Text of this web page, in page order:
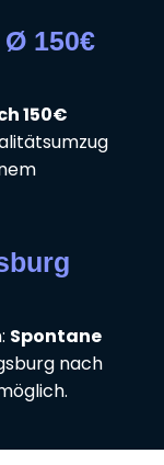
150€
150€
Spontane
nach